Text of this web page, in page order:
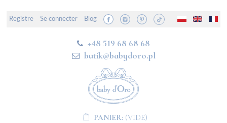
Registre Se connecter Blog
+48 519 68 68 68
butik@babydoro.pl
PANIER: (VIDE)